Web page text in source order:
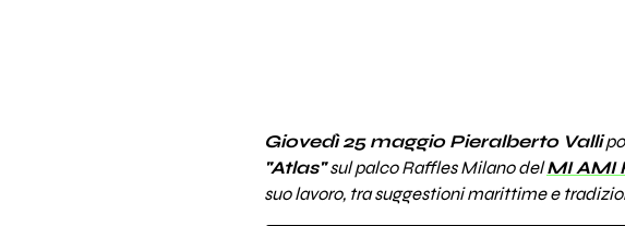
Giovedì 25 maggio Pieralberto Valli
"Atlas"sul palco Raffles Milano delMI AMI
suo lavoro, tra suggestioni marittime e